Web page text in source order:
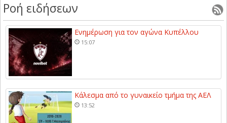
Ροή ειδήσεων
Ενημέρωση για τον αγώνα Κυπέλλου
15:07
Κάλεσμα από το γυναικείο τμήμα της ΑΕΛ
13:52